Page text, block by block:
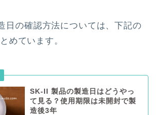
日の確認方法については、下記の
めています。
SK-II 製品の製造日はどうやっ
て見る？使用期限は未開封で製
造後3年